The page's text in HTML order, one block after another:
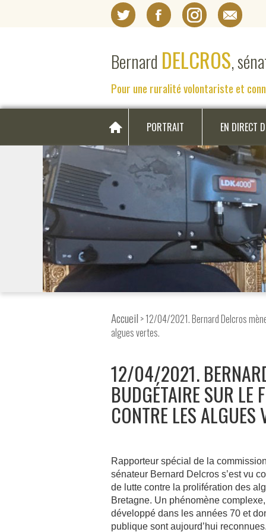
Bernard DELCROS,
Pour une ruralité volontariste et
PORTRAIT EN DIRECT
Accueil > 12/04/2021. Bernard Delcros
algues vertes.
12/04/2021.
BUDGÉTAIRE SUR LE
CONTRE LES ALGUES
Rapporteur spécial de la
sénateur Bernard Delcros s’est vu
de lutte contre la prolifération des
Bretagne. Un phénomène
développé dans les années 70 et
publique sont aujourd’hui